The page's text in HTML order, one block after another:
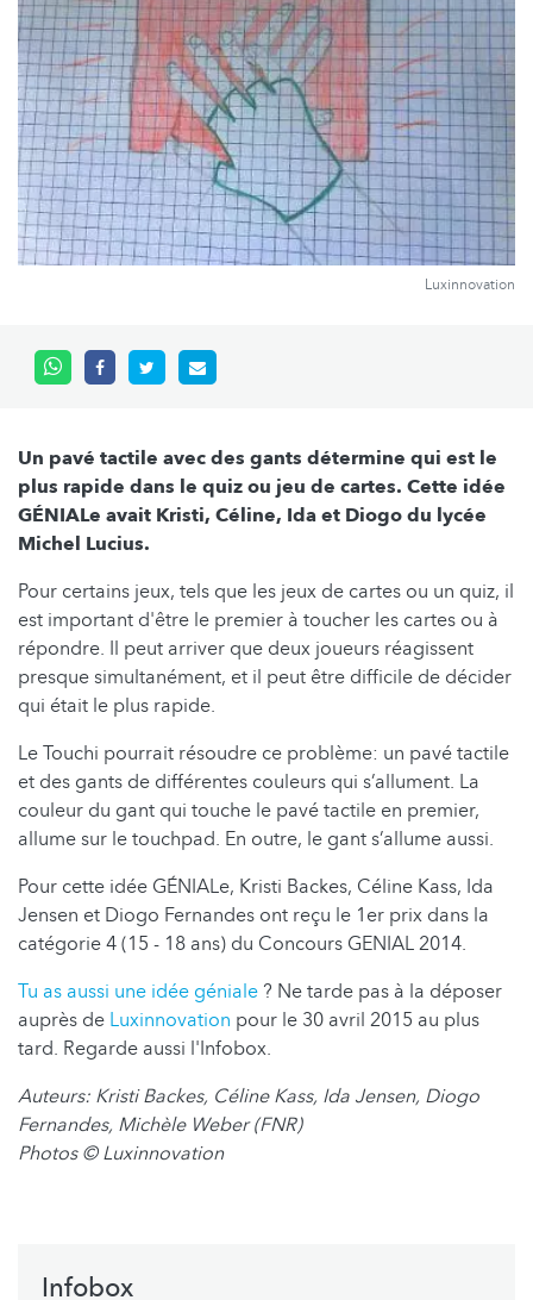
Luxinnovation
Un pavé tactile avec des gants détermine qui est le
plus rapide dans le quiz ou jeu de cartes. Cette idée
GÉNIALe avait Kristi, Céline, Ida et Diogo du lycée
Michel Lucius.
Pour certains jeux, tels que les jeux de cartes ou un quiz, il
est important d'être le premier à toucher les cartes ou à
répondre. Il peut arriver que deux joueurs réagissent
presque simultanément, et il peut être difficile de décider
qui était le plus rapide.
Le Touchi pourrait résoudre ce problème: un pavé tactile
et des gants de différentes couleurs qui s’allument. La
couleur du gant qui touche le pavé tactile en premier,
allume sur le touchpad. En outre, le gant s’allume aussi.
Pour cette idée GÉNIALe, Kristi Backes, Céline Kass, Ida
Jensen et Diogo Fernandes ont reçu le 1er prix dans la
catégorie 4 (15 - 18 ans) du Concours GENIAL 2014.
Tu as aussi une idée géniale ? Ne tarde pas à la déposer
auprès de Luxinnovation pour le 30 avril 2015 au plus
tard. Regarde aussi l'Infobox.
Auteurs: Kristi Backes, Céline Kass, Ida Jensen, Diogo
Fernandes, Michèle Weber (FNR)
Photos © Luxinnovation
Infobox